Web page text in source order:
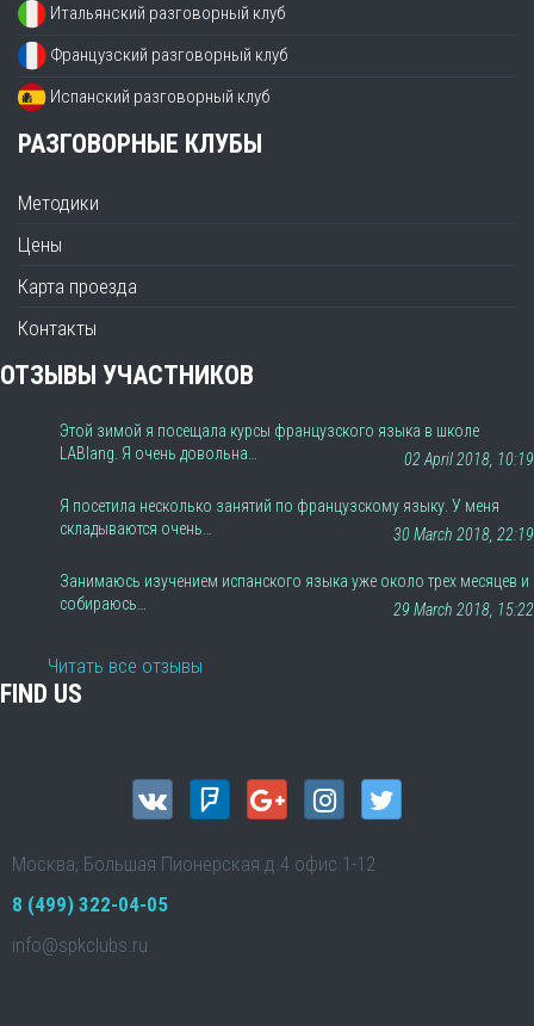
Итальянский разговорный клуб
Французский разговорный клуб
Испанский разговорный клуб
РАЗГОВОРНЫЕ КЛУБЫ
Методики
Цены
Карта проезда
Контакты
ОТЗЫВЫ УЧАСТНИКОВ
Этой зимой я посещала курсы французского языка в школе
LABlang. Я очень довольна…
02 April 2018, 10:19
Я посетила несколько занятий по французскому языку. У меня
складываются очень…
30 March 2018, 22:19
Занимаюсь изучением испанского языка уже около трех месяцев и
собираюсь…
29 March 2018, 15:22
Читать все отзывы
FIND US
Москва, Большая Пионерская д.4 офис 1-12
8 (499) 322-04-05
info@spkclubs.ru